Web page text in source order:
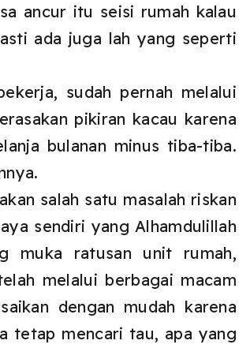
ancur itu seisi rumah kalau
ada juga lah yang seperti
sudah pernah melalui
pikiran kacau karena
bulanan minus tiba-tiba.
salah satu masalah riskan
sendiri yang Alhamdulillah
muka ratusan unit rumah,
melalui berbagai macam
dengan mudah karena
tetap mencari tau, apa yang